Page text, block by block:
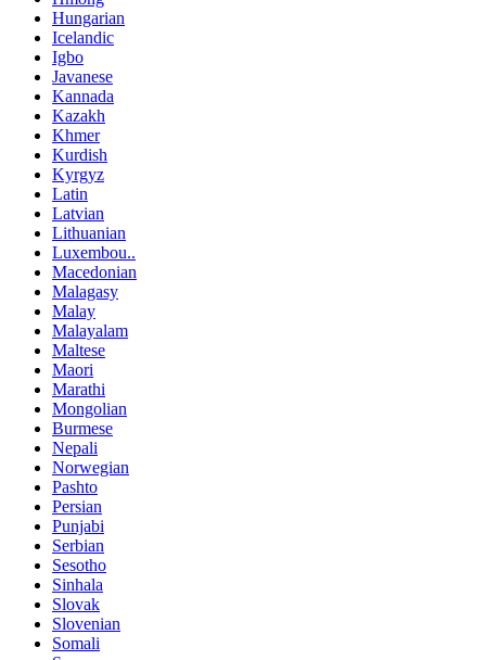
Hungarian
Icelandic
Igbo
Javanese
Kannada
Kazakh
Khmer
Kurdish
Kyrgyz
Latin
Latvian
Lithuanian
Luxembou..
Macedonian
Malagasy
Malay
Malayalam
Maltese
Maori
Marathi
Mongolian
Burmese
Nepali
Norwegian
Pashto
Persian
Punjabi
Serbian
Sesotho
Sinhala
Slovak
Slovenian
Somali